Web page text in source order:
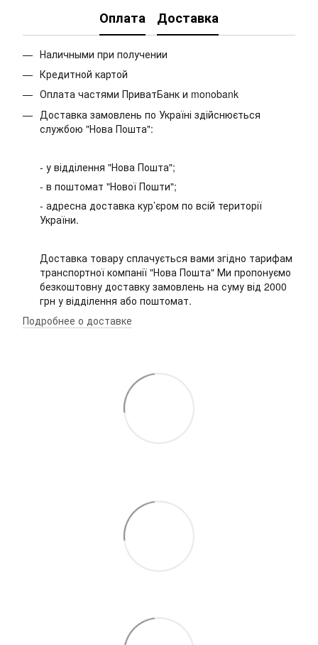
Оплата Доставка
Наличными при получении
Кредитной картой
Оплата частями ПриватБанк и monobank
Доставка замовлень по Україні здійснюється
службою "Нова Пошта":
- у відділення "Нова Пошта";
- в поштомат "Нової Пошти";
- адресна доставка кур’єром по всій території
України.
Доставка товару сплачується вами згідно тарифам
транспортної компанії "Нова Пошта" Ми пропонуємо
безкоштовну доставку замовлень на суму від 2000
грн у відділення або поштомат.
Подробнее о доставке